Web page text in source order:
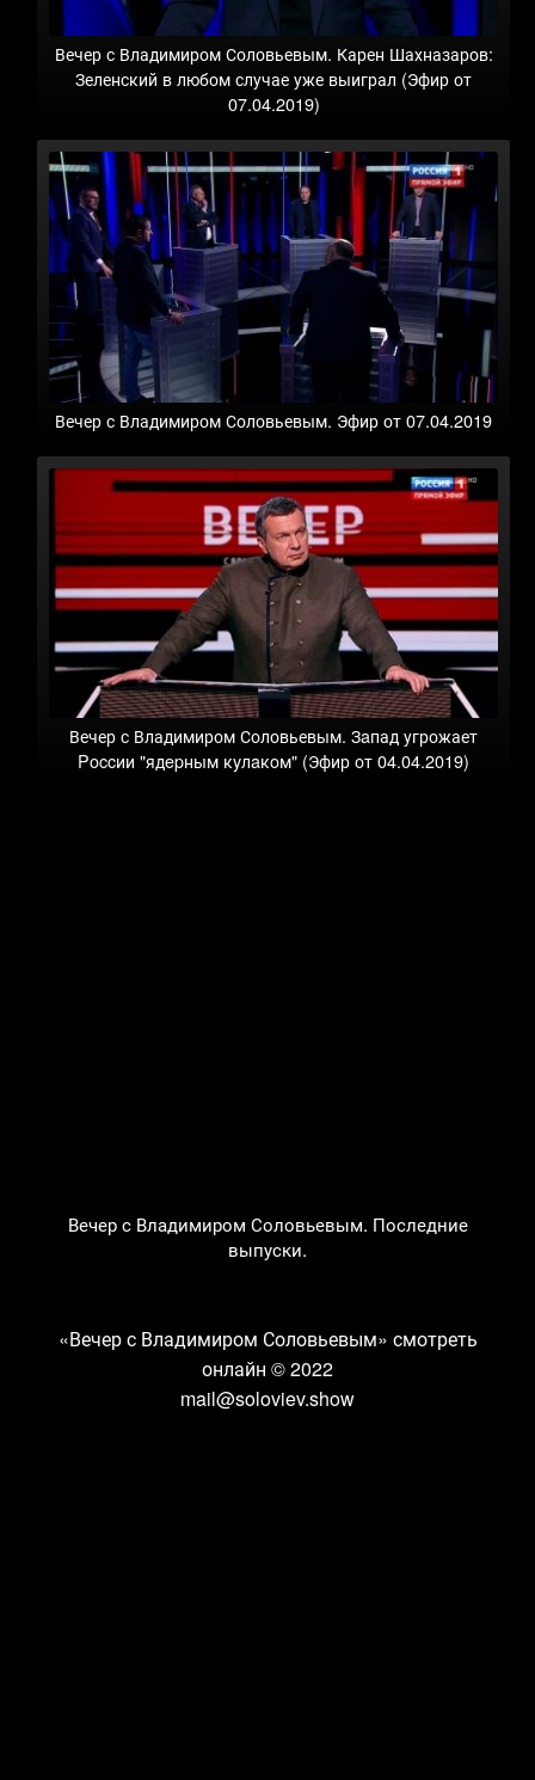
Вечер с Владимиром Соловьевым. Карен Шахназаров:
Зеленский в любом случае уже выиграл (Эфир от
07.04.2019)
Вечер с Владимиром Соловьевым. Эфир от 07.04.2019
Вечер с Владимиром Соловьевым. Зaпад угрожает
Poccии "ядepным кyлaкoм" (Эфир от 04.04.2019)
Вечер с Владимиром Соловьевым. Последние
выпуски.
«Вечер с Владимиром Соловьевым» смотреть
онлайн © 2022
mail@soloviev.show